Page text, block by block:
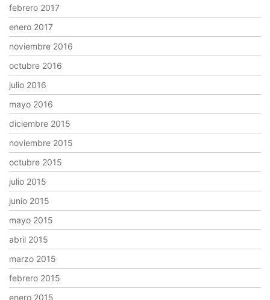
febrero 2017
enero 2017
noviembre 2016
octubre 2016
julio 2016
mayo 2016
diciembre 2015
noviembre 2015
octubre 2015
julio 2015
junio 2015
mayo 2015
abril 2015
marzo 2015
febrero 2015
enero 2015